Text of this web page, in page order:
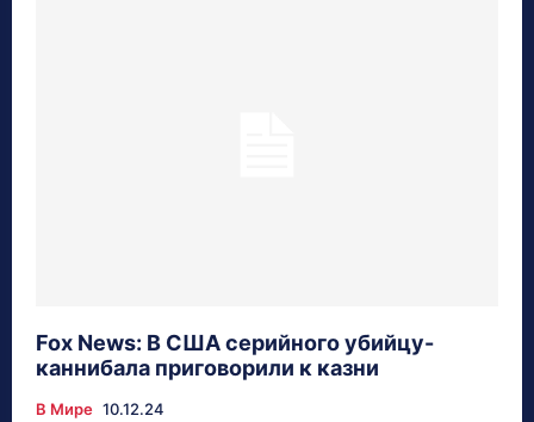
Fox News: В США серийного убийцу-
каннибала приговорили к казни
В Мире 10.12.24